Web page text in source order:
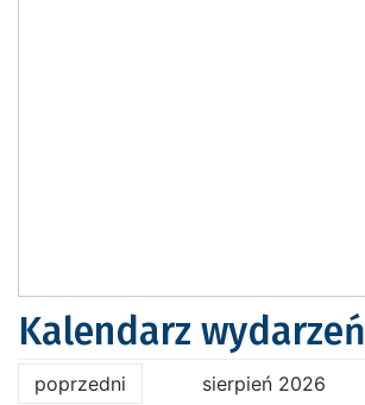
Kalendarz wydarzeń
poprzedni sierpień 2026